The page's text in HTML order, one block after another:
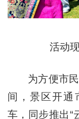
活动
为方便市民
间，景区开通
车，同步推出“